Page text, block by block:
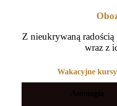
Z nieukrywaną radością
wraz z
Wakacyjne kursy